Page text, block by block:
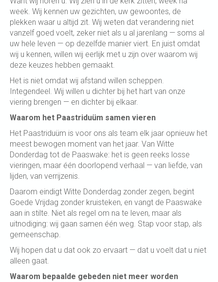
week. Wij kennen uw gezichten, uw gewoontes, de
plekken waar u altijd zit. Wij weten dat verandering niet
vanzelf goed voelt, zeker niet als u al jarenlang — soms al
uw hele leven — op dezelfde manier viert. En juist omdat
wij u kennen, willen wij eerlijk met u zijn over waarom wij
deze keuzes hebben gemaakt.
Het is niet omdat wij afstand willen scheppen.
Integendeel. Wij willen u dichter bij het hart van onze
viering brengen — en dichter bij elkaar.
Waarom het Paastriduüm samen vieren
Het Paastriduüm is voor ons als team elk jaar opnieuw het
meest bewogen moment van het jaar. Van Witte
Donderdag tot de Paaswake: het is geen reeks losse
vieringen, maar één doorlopend verhaal — van liefde, van
lijden, van verrijzenis.
Daarom eindigt Witte Donderdag zonder zegen, begint
Goede Vrijdag zonder kruisteken, en vangt de Paaswake
aan in stilte. Niet als regel om na te leven, maar als
uitnodiging: wij gaan samen één weg. Stap voor stap, als
gemeenschap.
Wij hopen dat u dat ook zo ervaart — dat u voelt dat u niet
alleen gaat.
Waarom bepaalde gebeden niet meer worden